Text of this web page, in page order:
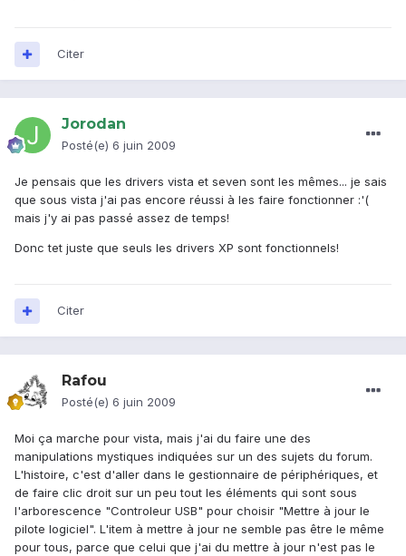
Citer
Jorodan
Posté(e) 6 juin 2009
Je pensais que les drivers vista et seven sont les mêmes... je sais
que sous vista j'ai pas encore réussi à les faire fonctionner :'(
mais j'y ai pas passé assez de temps!
Donc tet juste que seuls les drivers XP sont fonctionnels!
Citer
Rafou
Posté(e) 6 juin 2009
Moi ça marche pour vista, mais j'ai du faire une des
manipulations mystiques indiquées sur un des sujets du forum.
L'histoire, c'est d'aller dans le gestionnaire de périphériques, et
de faire clic droit sur un peu tout les éléments qui sont sous
l'arborescence "Controleur USB" pour choisir "Mettre à jour le
pilote logiciel". L'item à mettre à jour ne semble pas être le même
pour tous, parce que celui que j'ai du mettre à jour n'est pas le